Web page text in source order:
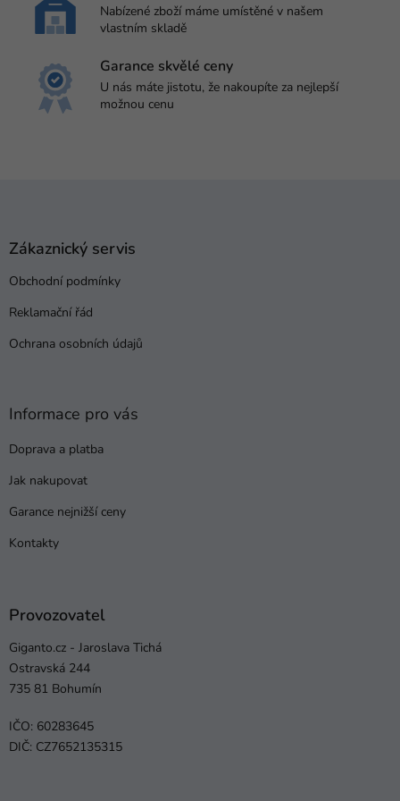
Nabízené zboží máme umístěné v našem
vlastním skladě
Garance skvělé ceny
U nás máte jistotu, že nakoupíte za nejlepší
možnou cenu
Zákaznický servis
Obchodní podmínky
Reklamační řád
Ochrana osobních údajů
Informace pro vás
Doprava a platba
Jak nakupovat
Garance nejnižší ceny
Kontakty
Provozovatel
Giganto.cz - Jaroslava Tichá
Ostravská 244
735 81 Bohumín
IČO: 60283645
DIČ: CZ7652135315